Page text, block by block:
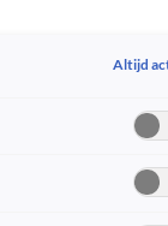
Altijd